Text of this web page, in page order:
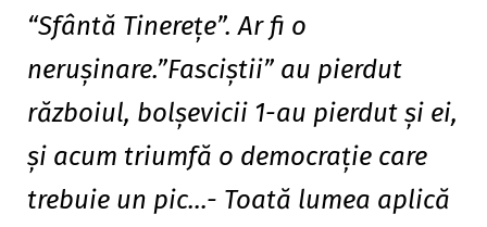
“Sfântă Tinereţe”. Ar fi o
neruşinare.”Fasciştii” au pierdut
războiul, bolşevicii 1-au pierdut şi ei,
şi acum triumfă o democraţie care
trebuie un pic…- Toată lumea aplică